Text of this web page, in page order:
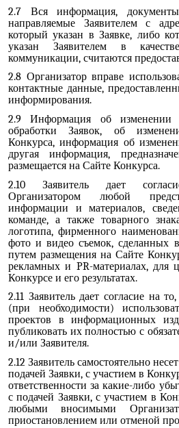
2.7 Вся информация,
направляемые Заявителем с
который указан в Заявке, либо
указан Заявителем в
коммуникации, считаются
2.8 Организатор вправе
контактные данные,
информирования.
2.9 Информация об
обработки Заявок, об
Конкурса, информация об
другая информация,
размещается на Сайте Конкурса.
2.10 Заявитель дает
Организатором любой
информации и материалов,
команде, а также товарного
логотипа, фирменного
фото и видео съемок, сделанных
путем размещения на Сайте
рекламных и PR-материалах, для
Конкурсе и его результатах.
2.11 Заявитель дает согласие на
(при необходимости)
проектов в информационных
публиковать их полностью с
и/или Заявителя.
2.12 Заявитель самостоятельно
подачей Заявки, с участием в
ответственности за какие-либо
с подачей Заявки, с участием в
любыми вносимыми
приостановлением или отменой